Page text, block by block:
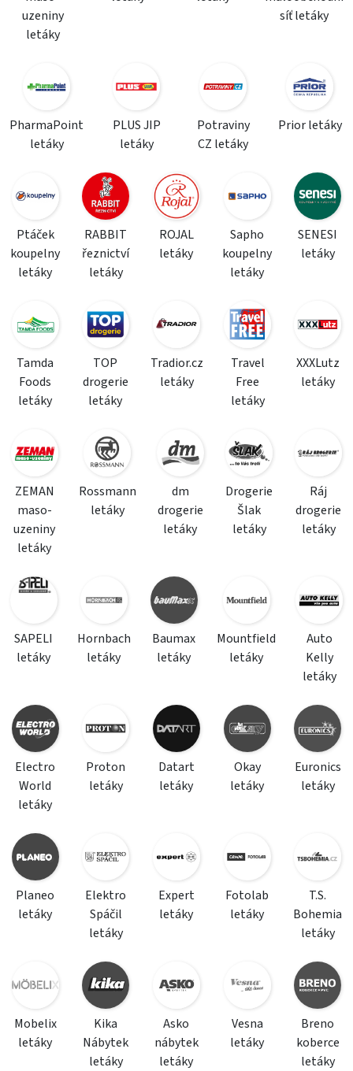
uzeniny
letáky
síť letáky
PharmaPoint
letáky
PLUS JIP
letáky
Potraviny
CZ letáky
Prior letáky
Ptáček
koupelny
letáky
RABBIT
řeznictví
letáky
ROJAL
letáky
Sapho
koupelny
letáky
SENESI
letáky
Tamda
Foods
letáky
TOP
drogerie
letáky
Tradior.cz
letáky
Travel
Free
letáky
XXXLutz
letáky
ZEMAN
maso-
uzeniny
letáky
Rossmann
letáky
dm
drogerie
letáky
Drogerie
Šlak
letáky
Ráj
drogerie
letáky
SAPELI
letáky
Hornbach
letáky
Baumax
letáky
Mountfield
letáky
Auto
Kelly
letáky
Electro
World
letáky
Proton
letáky
Datart
letáky
Okay
letáky
Euronics
letáky
Planeo
letáky
Elektro
Spáčil
letáky
Expert
letáky
Fotolab
letáky
T.S.
Bohemia
letáky
Mobelix
letáky
Kika
Nábytek
letáky
Asko
nábytek
letáky
Vesna
letáky
Breno
koberce
letáky